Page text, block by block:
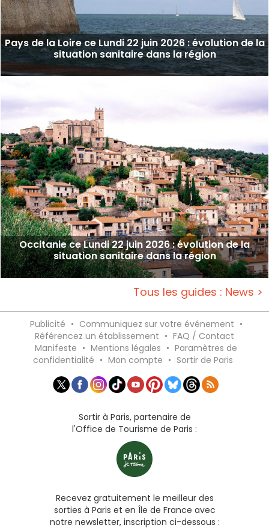
Pays de la Loire ce Lundi 22 juin 2026 : évolution de la
situation sanitaire dans la région
Occitanie ce Lundi 22 juin 2026 : évolution de la
situation sanitaire dans la région
Tous les guides : News >
Publicité • Communiquez sur votre événement •
Référencez un établissement • FAQ / Contact
Manifeste • Mentions légales • Paramètres de
confidentialité • Mon compte • Sortir de Paris
Sortir à Paris, partenaire de
l'Office de Tourisme de Paris :
Recevez gratuitement le meilleur des
sorties à Paris et en Île de France avec
notre newsletter, inscription ci-dessous :